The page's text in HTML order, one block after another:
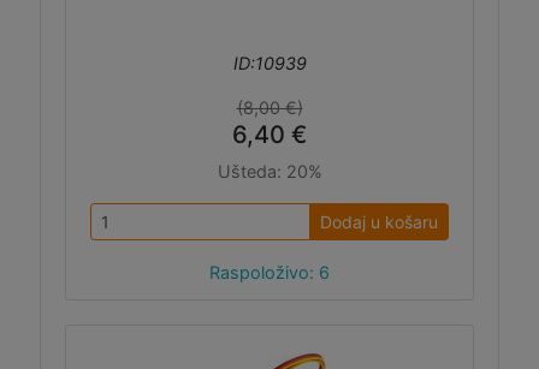
ID:10939
(8,00 €)
6,40 €
Ušteda: 20%
Dodaj u košaru
Raspoloživo: 6